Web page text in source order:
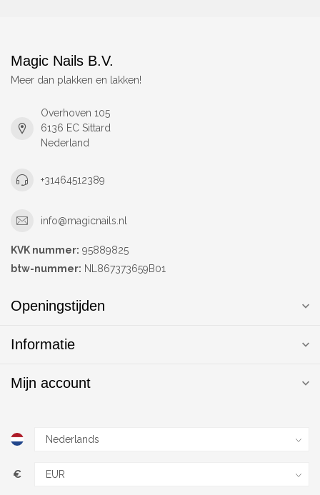
Magic Nails B.V.
Meer dan plakken en lakken!
Overhoven 105
6136 EC Sittard
Nederland
+31464512389
info@magicnails.nl
KVK nummer: 95889825
btw-nummer: NL867373659B01
Openingstijden
Informatie
Mijn account
€